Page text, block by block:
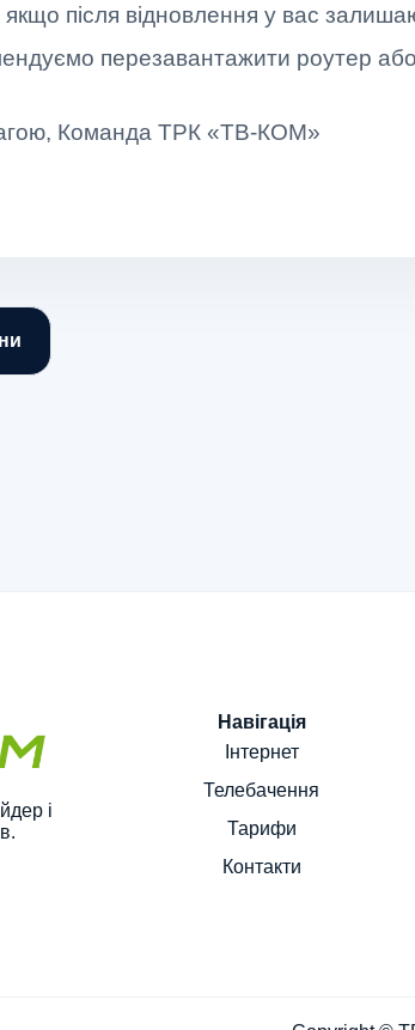
якщо після відновлення у вас
перезавантажити роутер
Команда ТРК «ТВ-КОМ»
і
Навігація
Інтернет
Телебачення
Тарифи
Контакти